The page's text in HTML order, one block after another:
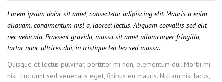
Lorem ipsum dolor sit amet, consectetur adipiscing elit. Mauris a enim
aliquam, condimentum nisl a, laoreet lectus. Aliquam convallis sed elit
nec vehicula. Praesent gravida, massa sit amet ullamcorper fringilla,
tortor nunc ultrices dui, in tristique leo leo sed massa.
Quisque et lectus pulvinar, porttitor mi non, elementum dui. Morbi mi
nisl, tincidunt sed venenatis eget, finibus eu mauris. Nullam nisi lacus,